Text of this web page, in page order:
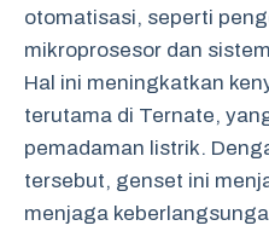
otomatisasi, seperti
mikroprosesor dan
Hal ini meningkatkan
terutama di Ternate,
pemadaman listrik.
tersebut, genset ini
menjaga